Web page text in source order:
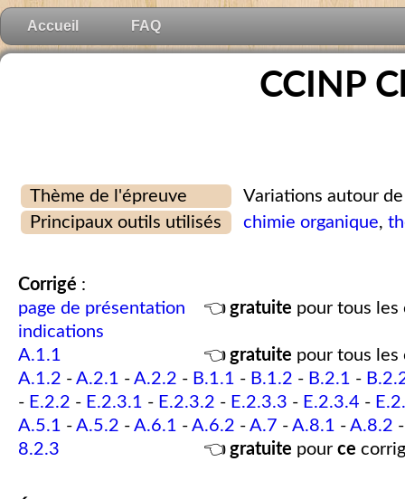
Accueil FAQ
CCINP
Thème de l'épreuve
Variations autour
Principaux outils utilisés
chimie organique,
Corrigé :
page de présentation
👈 gratuite pour tous les
indications
A.1.1
👈 gratuite pour tous les
A.1.2 - A.2.1 - A.2.2 - B.1.1 - B.1.2 - B.2.1 -
- E.2.2 - E.2.3.1 - E.2.3.2 - E.2.3.3 - E.2.3.4 -
A.5.1 - A.5.2 - A.6.1 - A.6.2 - A.7 - A.8.1 - A.8.2
8.2.3
👈 gratuite pour ce